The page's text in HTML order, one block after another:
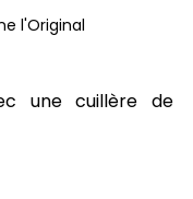
l'Original
une cuillère de